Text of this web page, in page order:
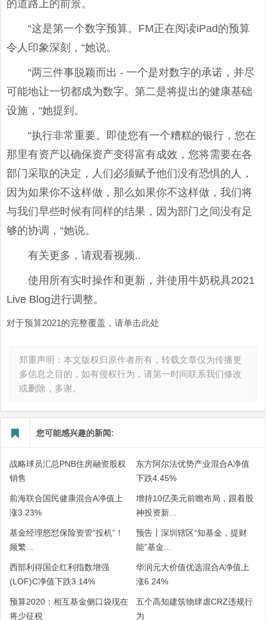
的道路上的前景。
“这是第一个数字预算。FM正在阅读iPad的预算
令人印象深刻，“她说。
“两三件事脱颖而出 - 一个是对数字的承诺，并尽
可能地让一切都成为数字。第二是将提出的健康基础
设施，“她提到。
“执行非常重要。即使您有一个糟糕的银行，您在
那里有资产以确保资产变得富有成效，您将需要在各
部门采取的决定，人们必须赋予他们没有恐惧的人，
因为如果你不这样做，那么如果你不这样做，我们将
与我们早些时候有同样的结果，因为部门之间没有足
够的协调，“她说。
有关更多，请观看视频..
使用所有实时操作和更新，并使用牛奶税具2021
Live Blog进行调整。
对于预算2021的完整覆盖，请单击此处
郑重声明：本文版权归原作者所有，转载文章仅为传播更
多信息之目的，如有侵权行为，请第一时间联系我们修改
或删除，多谢。
您可能感兴趣的新闻:
战略球员汇总PNB住房融资股权
销售
东方阿尔法优势产业混合A净值
下跌4.45%
前海联合国民健康混合A净值上
涨3.23%
增持10亿美元前瞻布局，跟着股
神投资新...
基金经理怒怼保险资管“投机”！
频繁...
预告丨深圳辖区“知基金，提财
能”基金...
西部利得国企红利指数增强
(LOF)C净值下跌3.14%
华润元大价值优选混合A净值上
涨6.24%
预算2020：相互基金侧口袋现在
将少征税
五个高知建筑物肆虐CRZ违规行
为